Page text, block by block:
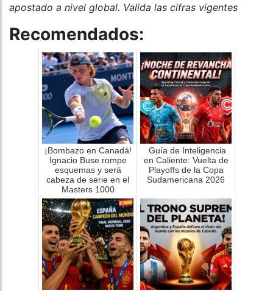
apostado a nivel global. Valida las cifras vigentes
Recomendados:
¡Bombazo en Canadá!
Ignacio Buse rompe
esquemas y será
cabeza de serie en el
Masters 1000
Guía de Inteligencia
en Caliente: Vuelta de
Playoffs de la Copa
Sudamericana 2026